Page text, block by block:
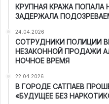
КРУПНАЯ КРАЖА ПОПАЛА
ЗАДЕРЖАЛА
24.04.2026
СОТРУДНИКИ ПОЛИЦИИ
НЕЗАКОННОЙ ПРОДАЖИ
НОЧНОЕ ВРЕМЯ
22.04.2026
В ГОРОДЕ САТПАЕВ
«БУДУЩЕЕ БЕЗ